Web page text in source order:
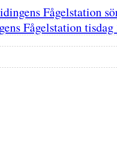
Fågelstation
Fågelstation tisdag